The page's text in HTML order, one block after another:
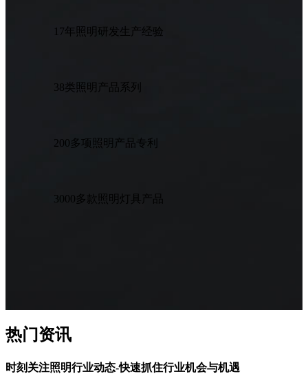
17年照明研发生产经验
38类照明产品系列
200多项照明产品专利
3000 多款照明灯具产品
热门资讯
时刻关注照明行业动态-快速抓住行业机会与机遇